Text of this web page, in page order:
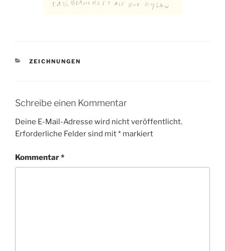
KATEGORIEN
ZEICHNUNGEN
Schreibe einen Kommentar
Deine E-Mail-Adresse wird nicht veröffentlicht.
Erforderliche Felder sind mit* markiert
Kommentar*